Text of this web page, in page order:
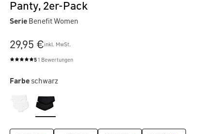
Panty, 2er-Pack
Serie Benefit Women
29,95 €inkl. MwSt.
Durchschnittliche Bewertung von 5 von 5 Sternen
51 Bewertungen
Farbeschwarz